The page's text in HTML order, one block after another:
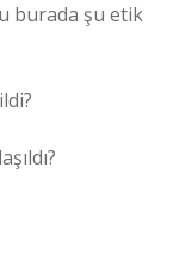
burada şu etik